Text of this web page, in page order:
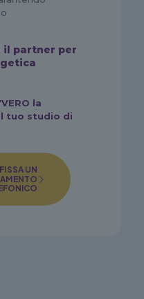
il partner per
la
tuo studio di
FISSA UN